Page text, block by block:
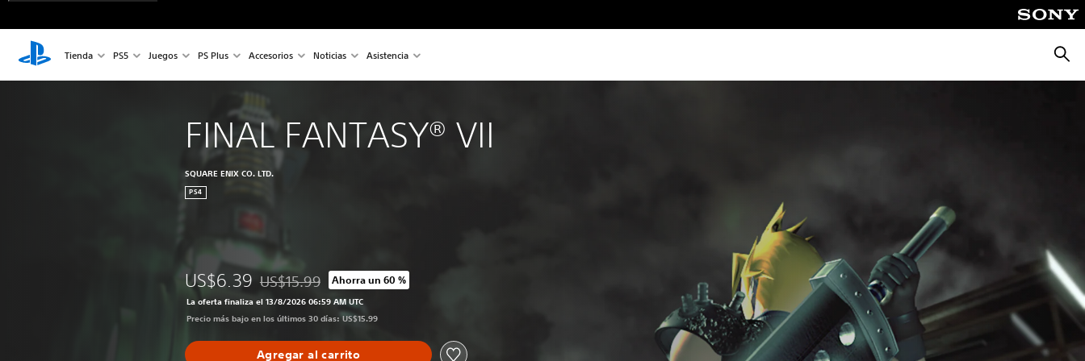
Tienda PS5 Juegos PS Plus Accesorios Noticias Asistencia
FINAL FANTASY® VII
SQUARE ENIX CO. LTD.
PS4
US$6.39 Rebajado del precio original de US$15.99
US$15.99 Ahorra un 60 %
La oferta finaliza el 13/8/2026 06:59 AM UTC
Precio más bajo en los últimos 30 días: US$15.99
Agregar al carrito